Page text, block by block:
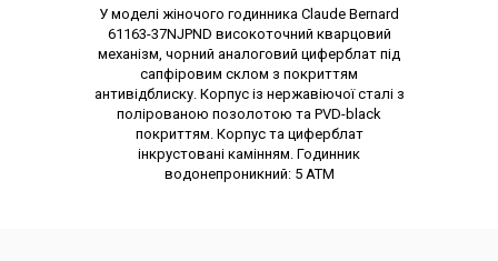
Опис товару
У моделі жіночого годинника Claude Bernard
61163-37NJPND високоточний кварцовий
механізм, чорний аналоговий циферблат під
сапфіровим склом з покриттям
антивідблиску. Корпус із нержавіючої сталі з
полірованою позолотою та PVD-black
покриттям. Корпус та циферблат
інкрустовані камінням. Годинник
водонепроникний: 5 АТМ